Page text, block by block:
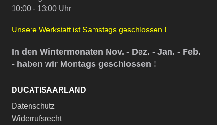
10:00 - 13:00 Uhr
Unsere Werkstatt ist Samstags geschlossen !
In den Wintermonaten Nov. - Dez. - Jan. - Feb.
- haben wir Montags geschlossen !
DUCATISAARLAND
Datenschutz
Widerrufsrecht